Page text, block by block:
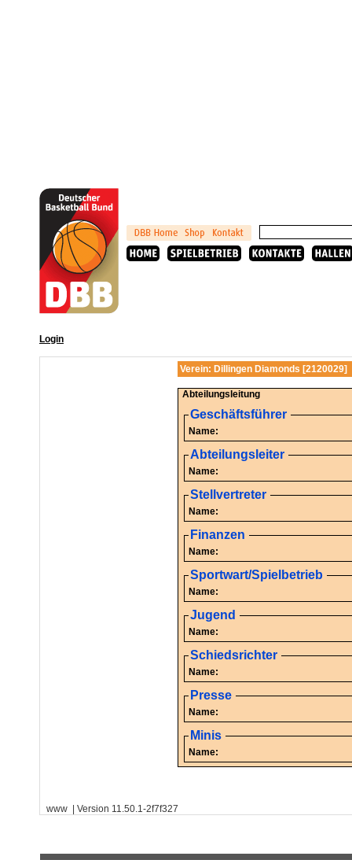
Login
Verein: Dillingen Diamonds [2120029]
Abteilungsleitung
Geschäftsführer
Name:
Abteilungsleiter
Name:
Stellvertreter
Name:
Finanzen
Name:
Sportwart/Spielbetrieb
Name:
Jugend
Name:
Schiedsrichter
Name:
Presse
Name:
Minis
Name:
www | Version 11.50.1-2f7f327